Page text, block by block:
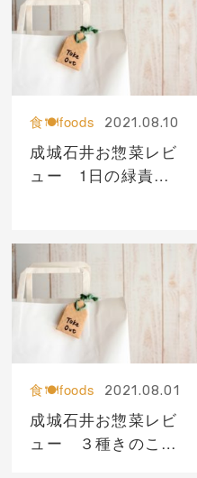
食🍽foods 2021.08.10
成城石井お惣菜レビ
ュー 1日の緑責色
番味ドレッシングサ
ラダ
食🍽foods 2021.08.01
成城石井お惣菜レビ
ュー ３種きのこと